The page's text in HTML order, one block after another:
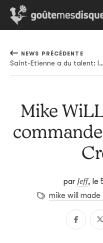
NEWS PRÉCÉDENTE
Saint-Etienne a du talent: les cinq locaux à ne pas manquer au Positive Education
Mike
par Jeff, le
mike will made